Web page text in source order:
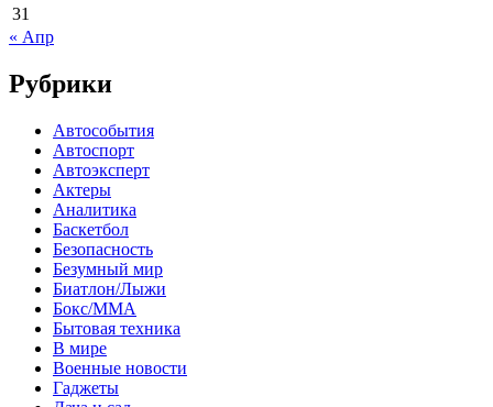
31
« Апр
Рубрики
Автособытия
Автоспорт
Автоэксперт
Актеры
Аналитика
Баскетбол
Безопасность
Безумный мир
Биатлон/Лыжи
Бокс/MMA
Бытовая техника
В мире
Военные новости
Гаджеты